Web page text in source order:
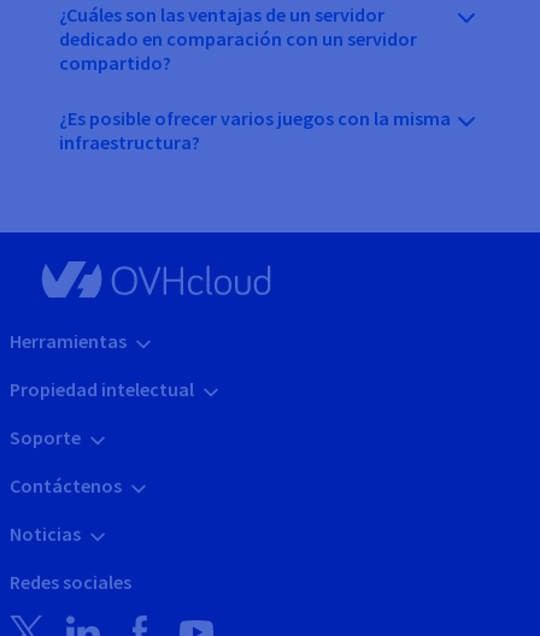
¿Cuáles son las ventajas de un servidor
dedicado en comparación con un servidor
compartido?
¿Es posible ofrecer varios juegos con la misma
infraestructura?
Herramientas
Propiedad intelectual
Soporte
Contáctenos
Noticias
Redes sociales